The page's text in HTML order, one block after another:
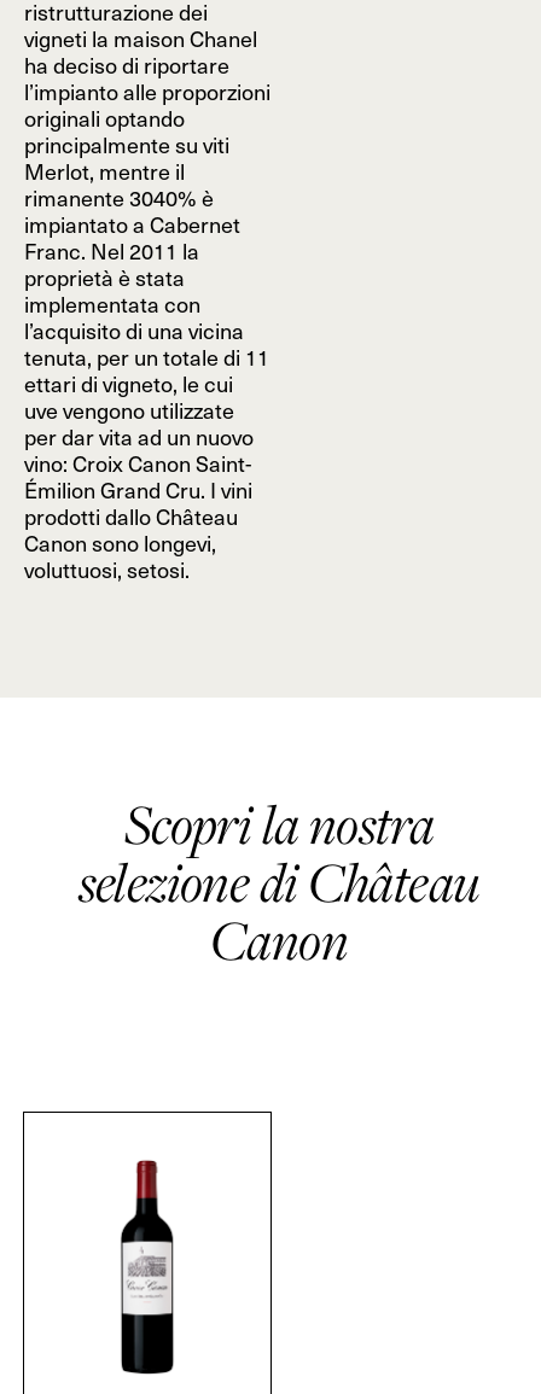
ristrutturazione dei
vigneti la maison Chanel
ha deciso di riportare
l’impianto alle proporzioni
originali optando
principalmente su viti
Merlot, mentre il
rimanente 3040% è
impiantato a Cabernet
Franc. Nel 2011 la
proprietà è stata
implementata con
l’acquisito di una vicina
tenuta, per un totale di 11
ettari di vigneto, le cui
uve vengono utilizzate
per dar vita ad un nuovo
vino: Croix Canon Saint-
Émilion Grand Cru. I vini
prodotti dallo Château
Canon sono longevi,
voluttuosi, setosi.
Scopri la nostra
selezione di Château
Canon